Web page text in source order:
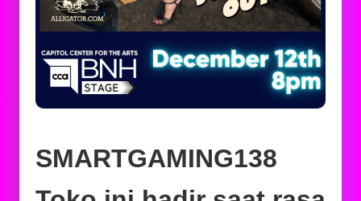
SMARTGAMING138